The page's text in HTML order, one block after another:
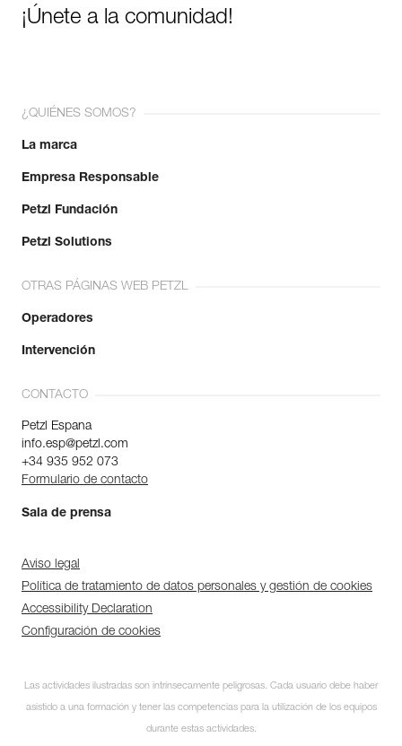
¡Únete a la comunidad!
¿QUIÉNES SOMOS?
La marca
Empresa Responsable
Petzl Fundación
Petzl Solutions
OTRAS PÁGINAS WEB PETZL
Operadores
Intervención
CONTACTO
Petzl Espana
info.esp@petzl.com
+34 935 952 073
Formulario de contacto
Sala de prensa
Aviso legal
Política de tratamiento de datos personales y gestión de cookies
Accessibility Declaration
Configuración de cookies
Las actividades ilustradas son intrínsecamente peligrosas. Cada usuario debe haber
asistido a una formación y tener las competencias para la utilización de los equipos
durante estas actividades.